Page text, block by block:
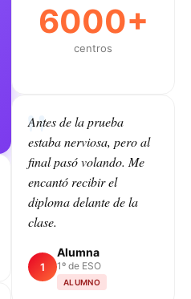
6000+
centros
Antes de la prueba
estaba nerviosa, pero al
final pasó volando. Me
encantó recibir el
diploma delante de la
clase.
1
Alumna
1º de ESO
ALUMNO